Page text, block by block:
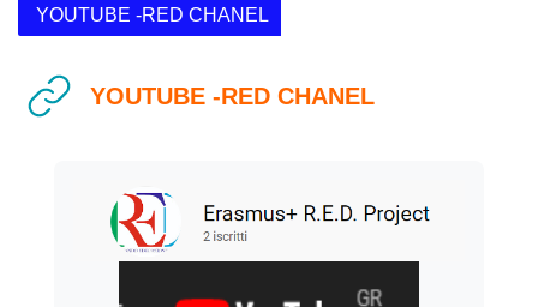
YOUTUBE -RED CHANEL
YOUTUBE -RED CHANEL